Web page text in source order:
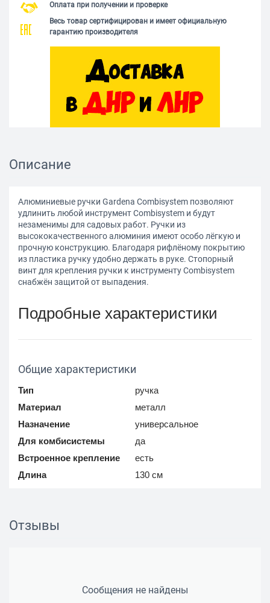
Оплата при получении и проверке
Весь товар сертифицирован и имеет официальную
гарантию производителя
Описание
Алюминиевые ручки Gardena Сombisystem позволяют
удлинить любой инструмент Сombisystem и будут
незаменимы для садовых работ. Ручки из
высококачественного алюминия имеют особо лёгкую и
прочную конструкцию. Благодаря рифлёному покрытию
из пластика ручку удобно держать в руке. Стопорный
винт для крепления ручки к инструменту Сombisystem
снабжён защитой от выпадения.
Подробные характеристики
Общие характеристики
Тип
ручка
Материал
металл
Назначение
универсальное
Для комбисистемы
да
Встроенное крепление
есть
Длина
130 см
Отзывы
Сообщения не найдены